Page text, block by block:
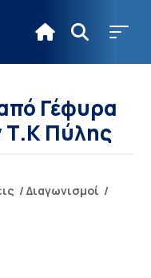
Γέφυρα
Τ.Κ Πύλης
/Διαγωνισμοί /